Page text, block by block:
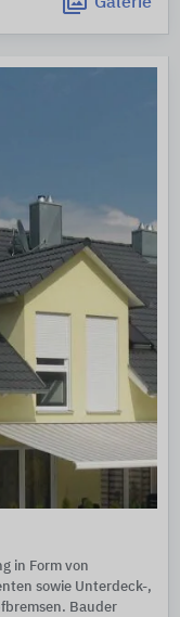
in Form von
sowie Unterdeck-,
Bauder